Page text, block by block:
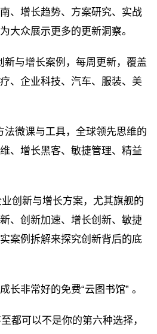
、增长趋势、方案研究、实战
大众展示更多的更新洞察。
新与增长案例，每周更新，覆盖
、企业科技、汽车、服装、美
法微课与工具，全球领先思维的
、增长黑客、敏捷管理、精益
业创新与增长方案，尤其旗舰的
、创新加速、增长创新、敏捷
案例拆解来探究创新背后的底
长非常好的免费“云图书馆” 。
都可以不是你的第六种选择，